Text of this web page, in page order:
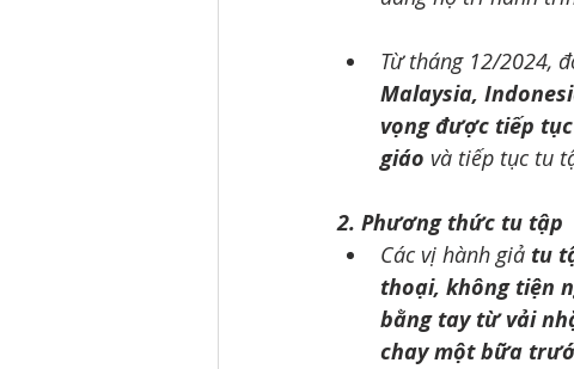
Từ tháng 12/2024,
Malaysia,
vọng được tiếp
giáo và tiếp tục tu
2. Phương thức tu tập
Các vị hành giả tu
thoại, không tiện
bằng tay từ vải
chay một bữa